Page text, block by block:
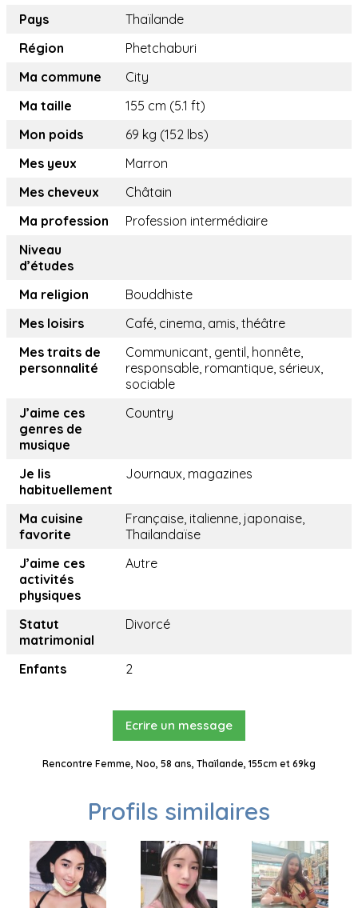
Pays
Thaïlande
Région
Phetchaburi
Ma commune
City
Ma taille
155 cm (5.1 ft)
Mon poids
69 kg (152 lbs)
Mes yeux
Marron
Mes cheveux
Châtain
Ma profession
Profession intermédiaire
Niveau
d’études
Ma religion
Bouddhiste
Mes loisirs
Café, cinema, amis, théâtre
Mes traits de
personnalité
Communicant, gentil, honnête,
responsable, romantique, sérieux,
sociable
J’aime ces
genres de
musique
Country
Je lis
habituellement
Journaux, magazines
Ma cuisine
favorite
Française, italienne, japonaise,
Thailandaïse
J’aime ces
activités
physiques
Autre
Statut
matrimonial
Divorcé
Enfants 2
Ecrire un message
Rencontre Femme, Noo, 58 ans, Thaïlande, 155cm et 69kg
Profils similaires